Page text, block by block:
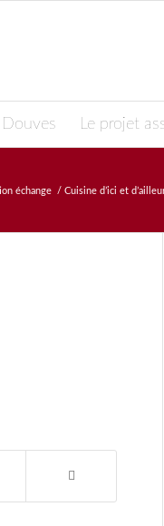
Le projet
échange / Cuisine d’ici et